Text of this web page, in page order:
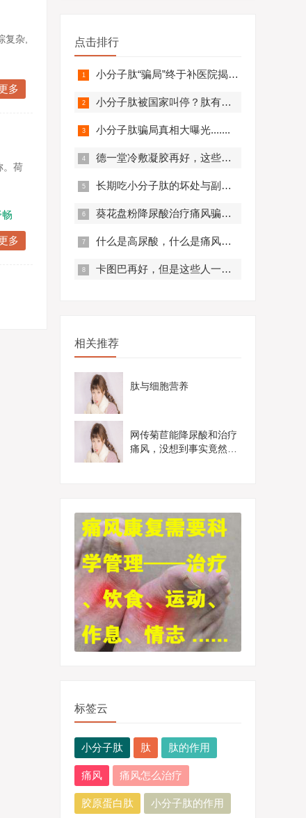
复杂,
多
。荷
多
点击排行
小分子肽“骗局”终于补医院揭开，结果太可怕.........
小分子肽被国家叫停？肽有副作用？必看！
小分子肽骗局真相大曝光.......
德一堂冷敷凝胶再好，这些人一定不要用！还有些人必须..........
长期吃小分子肽的坏处与副作用，肽与蛋白质的区别
葵花盘粉降尿酸治疗痛风骗局？真实曝光，赶紧来看！
什么是高尿酸，什么是痛风？痛风有什么症状？
卡图巴再好，但是这些人一定不要服用！
相关推荐
肽与细胞营养
网传菊苣能降尿酸和治疗
痛风，没想到事实竟然是
标签云
小分子肽 肽 肽的作用
痛风 痛风怎么治疗
胶原蛋白肽 小分子肽的作用